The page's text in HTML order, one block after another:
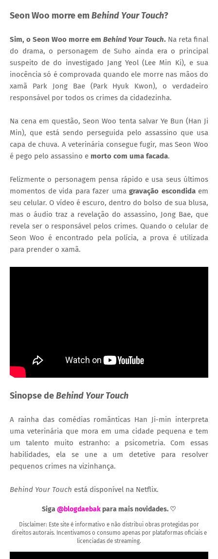
Seon Woo morre emBehind Your Touch?
Sim, o Seon Woo morre em Behind Your Touch. Na reta final
do drama, o personagem de Suho ainda era o principal
suspeito de do investigado Jang Yeol (Lee Min Ki), e sua
inocência só é comprovada quando ele morre nas mãos do
xamã Park Jong Bae (Park Hyuk Kwon), o verdadeiro
responsável por todos os crimes da cidadezinha.
Na cena em questão, Seon Woo tenta salvar Ye Bun (Han Ji
Min), que está sendo perseguida pelo assassino que usa
capa de chuva. A veterinária consegue fugir, mas Seon Woo
é pego pelo assassino e morto com uma facada.
Felizmente o personagem pensa rápido e usa seus últimos
momentos de vida para fazer umagravação escondidaem
seu celular. O vídeo é escuro, dentro do bolso de sua blusa,
mas o áudio traz a revelação do assassino, Jong Bae, que
revela ser o responsável pelos crimes. Quando o celular de
Seon Woo é encontrado pela polícia, a prova é utilizada
para prender o xamã.
Sinopse deBehind Your Touch
A rainha das comédias românticas Han Ji-min interpreta
uma veterinária que mora em uma cidade pequena e tem
um talento muito estranho: a psicometria. Com essas
habilidades, ela se une a um detetive para resolver
pequenos crimes na vizinhança.
Behind Your Touch está disponível na Netflix.
Siga @blogdaebak para mais novidades. ♡
Disclaimer: Este site é informativo e não distribui obras protegidas por
direitos autorais. Incentivamos o consumo apenas por plataformas oficiais e
licenciadas de streaming.